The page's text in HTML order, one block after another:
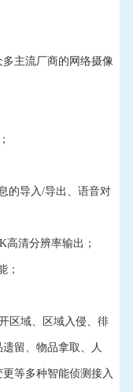
多主流厂商的网络摄像
的导入/导出、语音对
高清分辨率输出；
；
区域、区域入侵、徘
留、物品拿取、人
等多种智能侦测接入